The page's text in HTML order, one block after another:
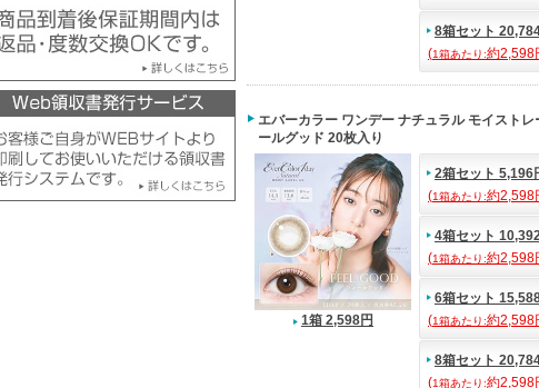
8箱セット
(1箱あたり:約2,598
エバーカラー ワンデー ナチュラル モイストレ
ールグッド 20枚入り
1箱 2,598円
2箱セット 5,196
(1箱あたり:約2,598
4箱セット
(1箱あたり:約2,598
6箱セット
(1箱あたり:約2,598
8箱セット
(1箱あたり:約2,598